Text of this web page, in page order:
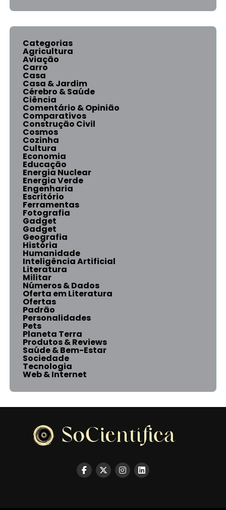
Categorias
Agricultura
Aviação
Carro
Casa
Casa & Jardim
Cérebro & Saúde
Ciência
Comentário & Opinião
Comparativos
Construção Civil
Cosmos
Cozinha
Cultura
Economia
Educação
Energia Nuclear
Energia Verde
Engenharia
Escritório
Ferramentas
Fotografia
Gadget
Gadget
Geografia
História
Humanidade
Inteligência Artificial
Literatura
Militar
Números & Dados
Oferta em Literatura
Ofertas
Padrão
Personalidades
Pets
Planeta Terra
Produtos & Reviews
Saúde & Bem-Estar
Sociedade
Tecnologia
Web & Internet